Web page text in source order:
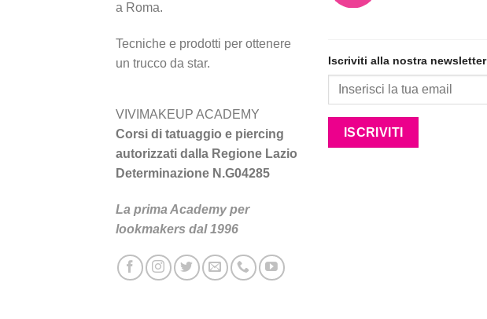
a Roma.
Tecniche e prodotti per ottenere
un trucco da star.
VIVIMAKEUP ACADEMY
Corsi di tatuaggio e piercing
autorizzati dalla Regione Lazio
Determinazione N.G04285
La prima Academy per
lookmakers dal 1996
Iscriviti alla nostra newsletter